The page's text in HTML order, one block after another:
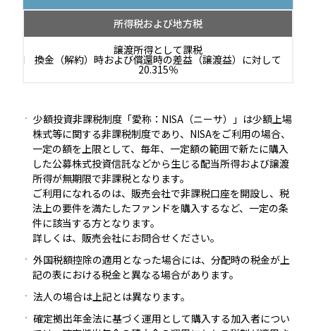
所得税および地方税
譲渡所得として課税
換金（解約）時および償還時の差益（譲渡益）に対して
20.315％
少額投資非課税制度「愛称：NISA（ニーサ）」は少額上場
株式等に関する非課税制度であり、NISAをご利用の場合、
一定の額を上限として、毎年、一定額の範囲で新たに購入
した公募株式投資信託などから生じる配当所得および譲渡
所得が無期限で非課税となります。
ご利用になれるのは、販売会社で非課税口座を開設し、税
法上の要件を満たしたファンドを購入するなど、一定の条
件に該当する方となります。
詳しくは、販売会社にお問合せください。
外国税額控除の適用となった場合には、分配時の税金が上
記の表における税金と異なる場合があります。
法人の場合は上記とは異なります。
確定拠出年金法に基づく運用として購入する加入者につい